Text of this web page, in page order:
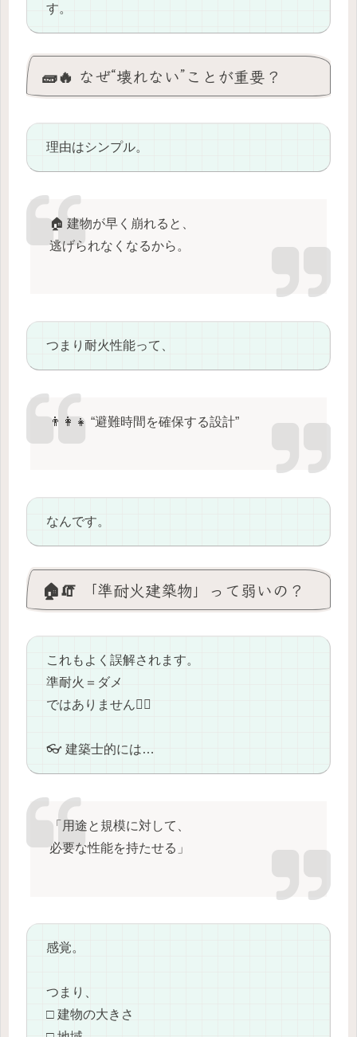
す。
🧱🔥 なぜ“壊れない”ことが重要？
理由はシンプル。
🏠 建物が早く崩れると、
逃げられなくなるから。
つまり耐火性能って、
👨‍👩‍👧 “避難時間を確保する設計”
なんです。
🏠🧯 「準耐火建築物」って弱いの？
これもよく誤解されます。
準耐火＝ダメ
ではありません🙅‍♂️
👓 建築士的には…
「用途と規模に対して、
必要な性能を持たせる」
感覚。
つまり、
□ 建物の大きさ